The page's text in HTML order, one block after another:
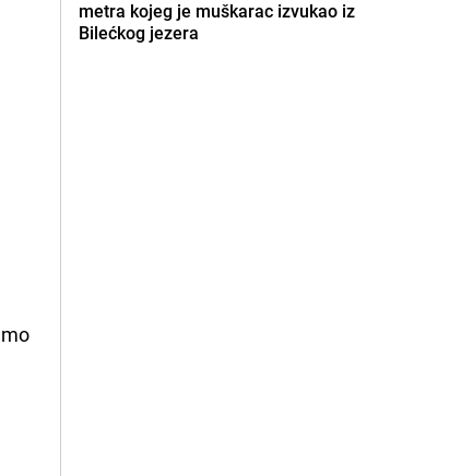
metra kojeg je muškarac izvukao iz
Bilećkog jezera